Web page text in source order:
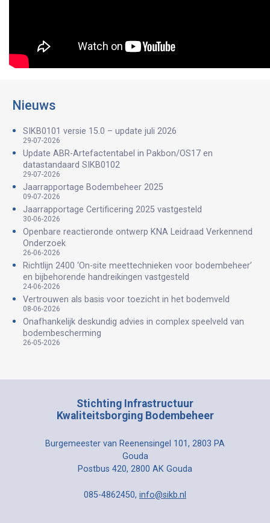
Nieuws
SIKB0101 versie 15.0 – update juli 2026
29-07-2026
Update ABR-Artefactentabel in Pakbon/OS17 en
datastandaard SIKB0102
29-07-2026
Jaarrapportage Bodembeheer 2025
09-07-2026
Jaarrapportage Certificering 2025 vastgesteld
30-06-2026
Openbare reactieronde ontwerp KNA Leidraad Verkennend
Onderzoek
26-06-2026
Richtlijn 2400 ‘On-site meettechnieken voor bodembeheer’
en bijbehorende handreikingen vastgesteld
24-06-2026
Vertrouwen als basis voor toezicht in het bodemveld
08-06-2026
Onafhankelijk deskundig advies in complex speelveld van
bodembescherming
26-05-2026
Stichting Infrastructuur
Kwaliteitsborging Bodembeheer
Burgemeester van Reenensingel 101, 2803 PA
Gouda
Postbus 420, 2800 AK Gouda
085-4862450, info@sikb.nl